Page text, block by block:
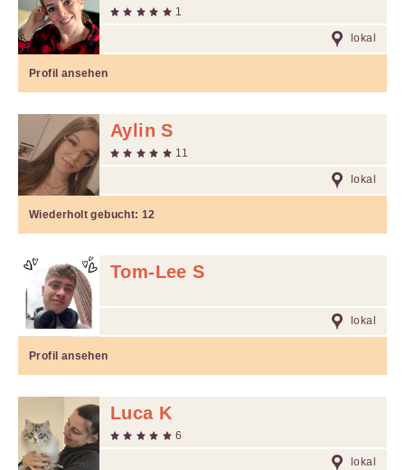
1
lokal
Profil ansehen
Aylin S
11
lokal
Wiederholt gebucht:12
Tom-Lee S
lokal
Profil ansehen
Luca K
6
lokal